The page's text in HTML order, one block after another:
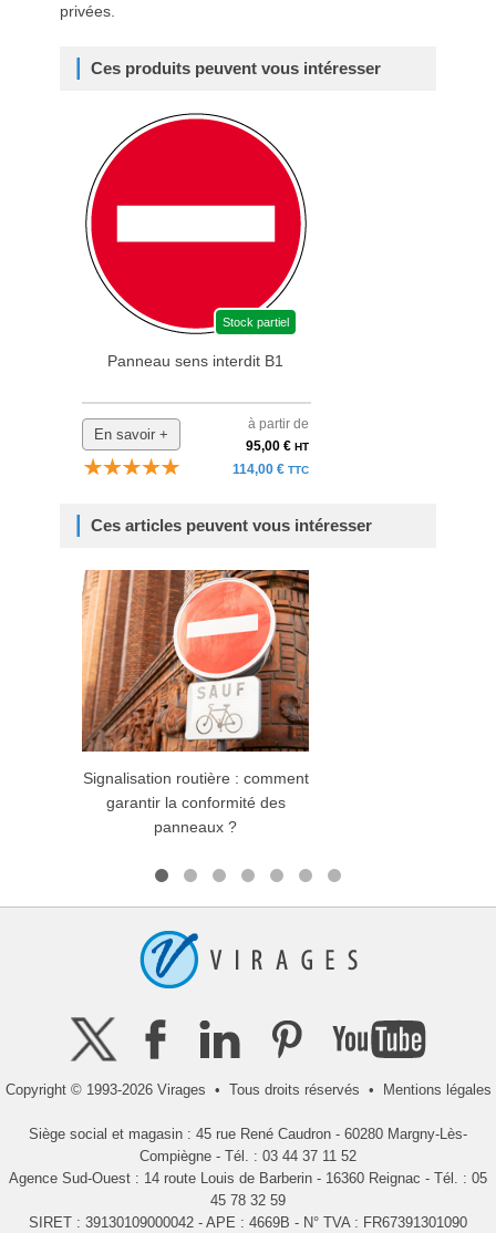
privées.
Ces produits peuvent vous intéresser
Stock partiel
Panneau sens interdit B1
En savoir +
à partir de
95,00 € HT
114,00 € TTC
Ces articles peuvent vous intéresser
Signalisation routière : comment
garantir la conformité des
panneaux ?
Copyright © 1993-2026 Virages • Tous droits réservés • Mentions légales
Siège social et magasin : 45 rue René Caudron - 60280 Margny-Lès-
Compiègne - Tél. : 03 44 37 11 52
Agence Sud-Ouest : 14 route Louis de Barberin - 16360 Reignac - Tél. : 05
45 78 32 59
SIRET : 39130109000042 - APE : 4669B - N° TVA : FR67391301090